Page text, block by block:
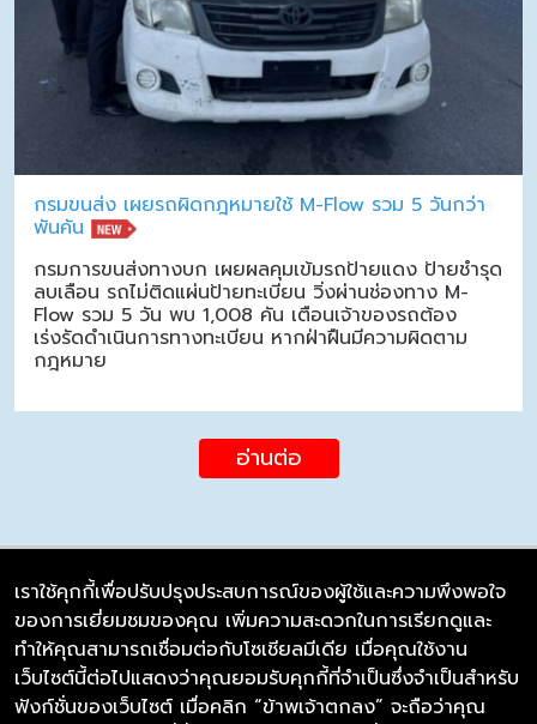
กรมขนส่ง เผยรถผิดกฎหมายใช้ M-Flow รวม 5 วันกว่า
พันคัน
กรมการขนส่งทางบก เผยผลคุมเข้มรถป้ายแดง ป้ายชำรุด
ลบเลือน รถไม่ติดแผ่นป้ายทะเบียน วิ่งผ่านช่องทาง M-
Flow รวม 5 วัน พบ 1,008 คัน เตือนเจ้าของรถต้อง
เร่งรัดดำเนินการทางทะเบียน หากฝ่าฝืนมีความผิดตาม
กฎหมาย
อ่านต่อ
บริษัท ซิมลิงค์ จำกัด
98/226 Bangrakyai-Baanmai Road,
Bangyai, Nonthaburi 11140
เราใช้คุกกี้เพื่อปรับปรุงประสบการณ์ของผู้ใช้และความพึงพอใจ
ของการเยี่ยมชมของคุณ เพิ่มความสะดวกในการเรียกดูและ
ทำให้คุณสามารถเชื่อมต่อกับโซเชียลมีเดีย เมื่อคุณใช้งาน
เว็บไซต์นี้ต่อไปแสดงว่าคุณยอมรับคุกกี้ที่จำเป็นซึ่งจำเป็นสำหรับ
ฟังก์ชั่นของเว็บไซต์ เมื่อคลิก “ข้าพเจ้าตกลง” จะถือว่าคุณ